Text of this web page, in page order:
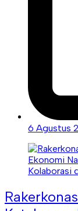
6 Agustus